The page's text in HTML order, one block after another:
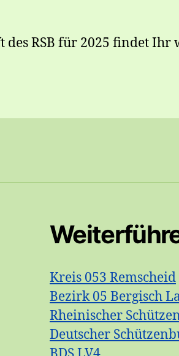
des RSB für 2025 findet
Kreis 053 Remscheid
Bezirk 05 Bergisch
Rheinischer
Deutscher